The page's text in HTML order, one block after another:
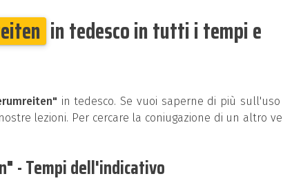
in tedesco in tutti i tempi e
in tedesco. Se vuoi saperne di più sull'uso
lezioni. Per cercare la coniugazione di un altro
- Tempi dell'indicativo